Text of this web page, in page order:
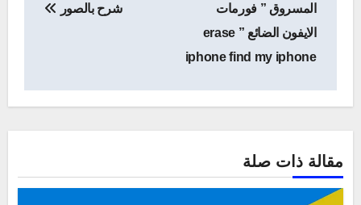
المسروق ” فورمات
الايفون الضائع ” erase
iphone find my iphone
شرح بالصور
مقالة ذات صلة